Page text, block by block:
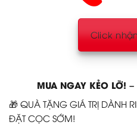
Click
MUA NGAY KẺO LỠ!
🎁 QUÀ TẶNG GIÁ TRỊ DÀNH
ĐẶT CỌC SỚM!